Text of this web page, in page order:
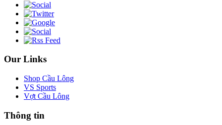
Our Links
Shop Cầu Lông
VS Sports
Vợt Cầu Lông
Thông tin